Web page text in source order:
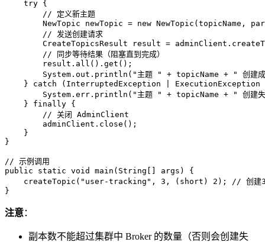
try {
// 定义新主题
NewTopic
newTopic = new NewTopic (topicName,
// 发送创建请求
CreateTopicsResult
result =
// 同步等待结果（阻塞直到完成）
        result.all().get();
        System.out.println(
"主题 " + topicName +
" 创建
    }
catch (InterruptedException |
        System.err.println(
"主题 " + topicName +
" 创建
    }
finally {
// 关闭 AdminClient
        adminClient.close();
    }
}
// 示例调用
public
static void main (String[] args)
{
    createTopic(
"user-tracking" , 3 , ( short ) 2 );
// 创建3
注意：
副本数不能超过集群中 Broker 的数量（否则会创建失